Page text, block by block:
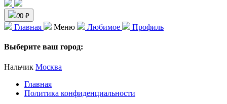
00 ₽
Главная Меню Любимое Профиль
Выберите ваш город:
Нальчик Москва
Главная
Политика конфиденциальности